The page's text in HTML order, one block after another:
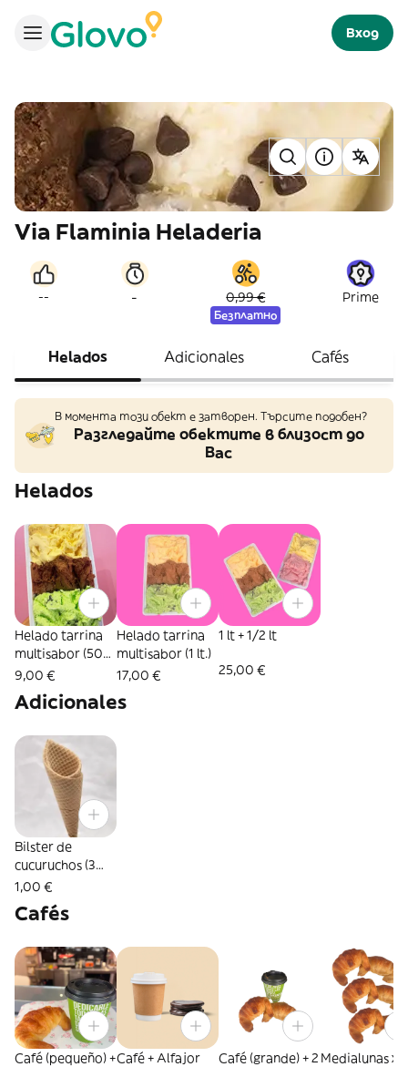
Вход
Via Flaminia Heladeria
-- - 0,99 €
Безплатно
Prime
Helados Adicionales Cafés
В момента този обект е затворен. Търсите подобен?
Разгледайте обектите в близост до
Вас
Helados
Helado tarrina
multisabor (500
ml.)
9,00 €
Helado tarrina
multisabor (1 lt.)
17,00 €
1 lt + 1/2 lt
25,00 €
Adicionales
Bilster de
cucuruchos (3
uds.)
1,00 €
Cafés
Café (pequeño) +Café + Alfajor
Café (grande) + 2 Medialunas x 6